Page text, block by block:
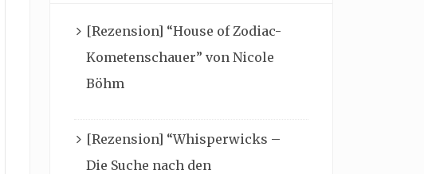
[Rezension] “House of Zodiac-
Kometenschauer” von Nicole
Böhm
[Rezension] “Whisperwicks –
Die Suche nach den